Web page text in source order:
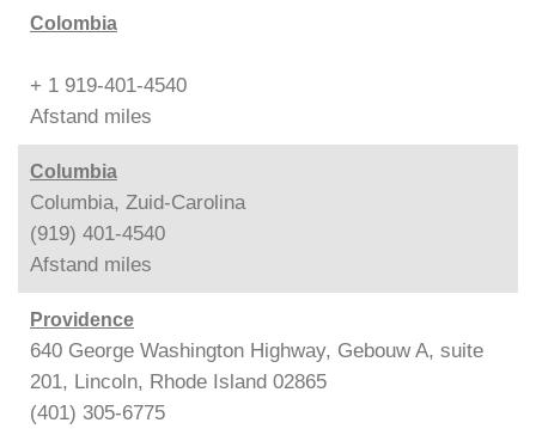
Colombia
+ 1 919-401-4540
Afstand miles
Columbia
Columbia, Zuid-Carolina
(919) 401-4540
Afstand miles
Providence
640 George Washington Highway, Gebouw A, suite
201, Lincoln, Rhode Island 02865
(401) 305-6775